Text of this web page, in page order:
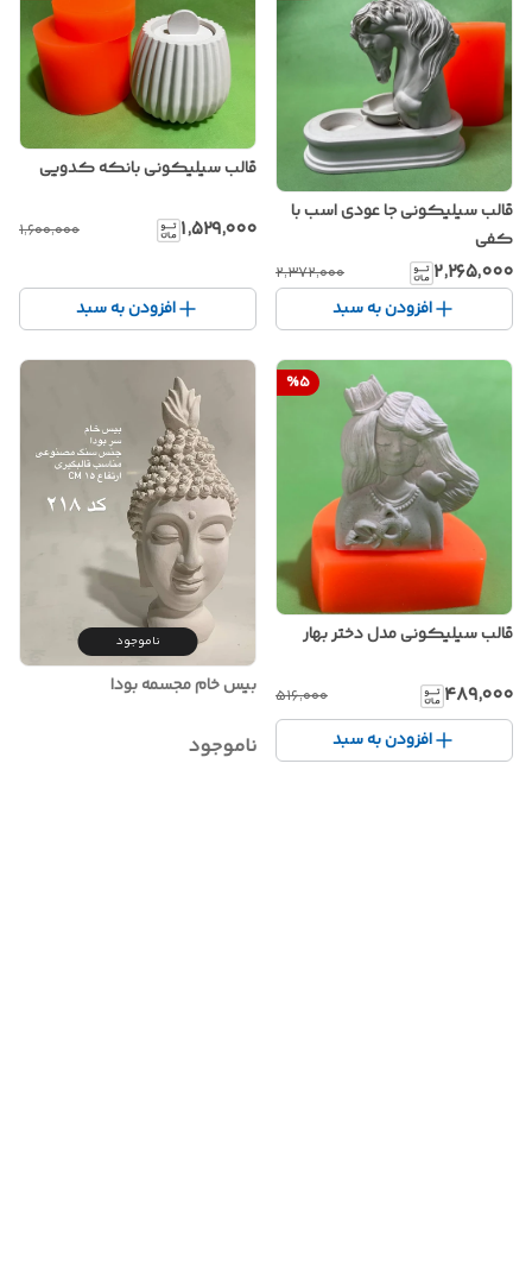
قالب سیلیکونی جا عودی اسب با
کفی
۲٬۲۶۵٬۰۰۰ ۲٬۳۷۲٬۰۰۰
افزودن به سبد
قالب سیلیکونی بانکه کدویی
۱٬۵۲۹٬۰۰۰ ۱٬۶۰۰٬۰۰۰
افزودن به سبد
%5
قالب سیلیکونی مدل دختر بهار
۴۸۹٬۰۰۰ ۵۱۶٬۰۰۰
افزودن به سبد
ناموجود
بیس خام مجسمه بودا
ناموجود